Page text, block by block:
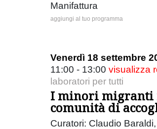
Manifattura
aggiungi al tuo programma
Venerdì 18 settembre
11:00 - 13:00 visualizza
laboratori per tutti
I minori migranti
comunità di
Curatori: Claudio